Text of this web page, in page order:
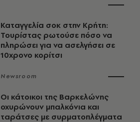
Καταγγελία σοκ στην Κρήτη:
Τουρίστας ρωτούσε πόσο να
πληρώσει για να ασελγήσει σε
10χρονο κορίτσι
Newsroom
Οι κάτοικοι της Βαρκελώνης
οχυρώνουν μπαλκόνια και
ταράτσες με συρματοπλέγματα